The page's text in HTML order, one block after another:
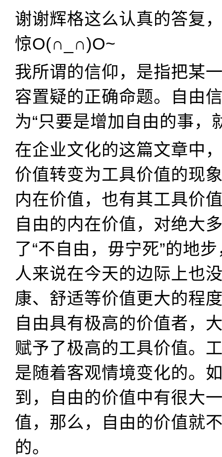
谢谢辉格这么认真的答复
惊O(∩_∩)O~
我所谓的信仰，是指把某
容置疑的正确命题。自由
为“只要是增加自由的事，
在企业文化的这篇文章中
价值转变为工具价值的现
内在价值，也有其工具价
自由的内在价值，对绝大
了“不自由，毋宁死”的地
人来说在今天的边际上也
康、舒适等价值更大的程
自由具有极高的价值者，
赋予了极高的工具价值。
是随着客观情境变化的。
到，自由的价值中有很大
值，那么，自由的价值就
的。